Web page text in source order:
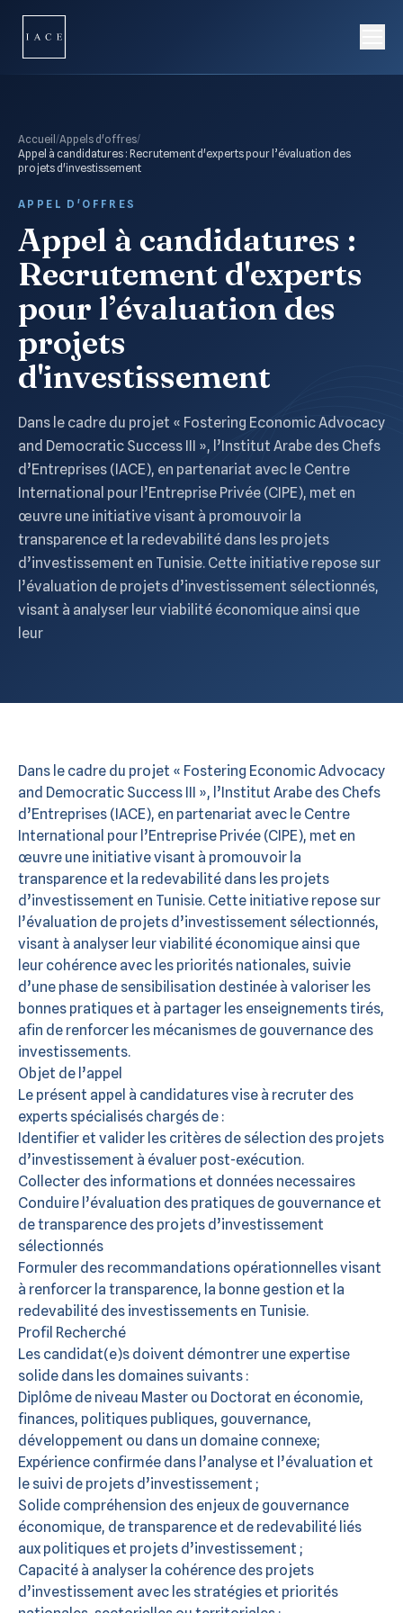
Accueil /Appels d'offres/
Appel à candidatures : Recrutement d'experts pour l’évaluation des
projets d'investissement
APPEL D'OFFRES
Appel à candidatures :
Recrutement d'experts
pour l’évaluation des
projets
d'investissement
Dans le cadre du projet « Fostering Economic Advocacy
and Democratic Success III », l’Institut Arabe des Chefs
d’Entreprises (IACE), en partenariat avec le Centre
International pour l’Entreprise Privée (CIPE), met en
œuvre une initiative visant à promouvoir la
transparence et la redevabilité dans les projets
d’investissement en Tunisie. Cette initiative repose sur
l’évaluation de projets d’investissement sélectionnés,
visant à analyser leur viabilité économique ainsi que
leur
Dans le cadre du projet « Fostering Economic Advocacy
and Democratic Success III », l’Institut Arabe des Chefs
d’Entreprises (IACE), en partenariat avec le Centre
International pour l’Entreprise Privée (CIPE), met en
œuvre une initiative visant à promouvoir la
transparence et la redevabilité dans les projets
d’investissement en Tunisie. Cette initiative repose sur
l’évaluation de projets d’investissement sélectionnés,
visant à analyser leur viabilité économique ainsi que
leur cohérence avec les priorités nationales, suivie
d’une phase de sensibilisation destinée à valoriser les
bonnes pratiques et à partager les enseignements tirés,
afin de renforcer les mécanismes de gouvernance des
investissements.
Objet de l’appel
Le présent appel à candidatures vise à recruter des
experts spécialisés chargés de :
Identifier et valider les critères de sélection des projets
d’investissement à évaluer post-exécution.
Collecter des informations et données necessaires
Conduire l’évaluation des pratiques de gouvernance et
de transparence des projets d’investissement
sélectionnés
Formuler des recommandations opérationnelles visant
à renforcer la transparence, la bonne gestion et la
redevabilité des investissements en Tunisie.
Profil Recherché
Les candidat(e)s doivent démontrer une expertise
solide dans les domaines suivants :
Diplôme de niveau Master ou Doctorat en économie,
finances, politiques publiques, gouvernance,
développement ou dans un domaine connexe;
Expérience confirmée dans l’analyse et l’évaluation et
le suivi de projets d’investissement ;
Solide compréhension des enjeux de gouvernance
économique, de transparence et de redevabilité liés
aux politiques et projets d’investissement ;
Capacité à analyser la cohérence des projets
d’investissement avec les stratégies et priorités